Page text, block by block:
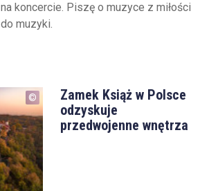
na koncercie. Piszę o muzyce z miłości
do muzyki.
Zamek Książ w Polsce
odzyskuje
przedwojenne wnętrza